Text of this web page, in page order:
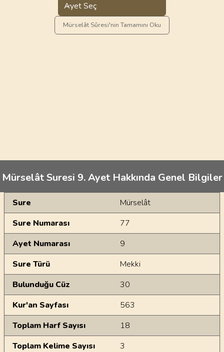
Ayet Seç
Mürselât Sûresi'nin Tamamını Oku
Mürselât Suresi 9. Ayet Hakkında Genel Bilgiler
Genel Bilgiler
Sure
Mürselât
Sure Numarası
77
Ayet Numarası
9
Sure Türü
Mekki
Bulunduğu Cüz
30
Kur'an Sayfası
563
Toplam Harf Sayısı
18
Toplam Kelime Sayısı
3